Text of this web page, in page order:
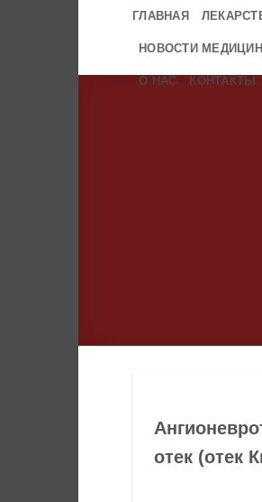
ГЛАВНАЯ
НОВОСТИ
О НАС КОНТАКТЫ
отек (отек